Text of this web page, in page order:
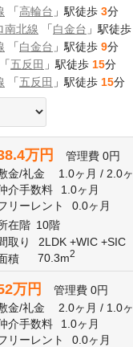
「高輪台 」駅徒歩 3分
南北線 「白金台 」駅徒歩
「白金台 」駅徒歩 9分
「五反田 」駅徒歩 15分
「五反田 」駅徒歩 15分
万円 管理費 0円
金/礼金 1.0ヶ月/ 2.0
介手数料
1.0ヶ月
リーレント
0.0ヶ月
在階 10階
取り
2LDK +WIC +SIC
積
70.3m2
万円 管理費 0円
金/礼金 2.0ヶ月/ 1.0
介手数料
1.0ヶ月
リーレント
0.0ヶ月